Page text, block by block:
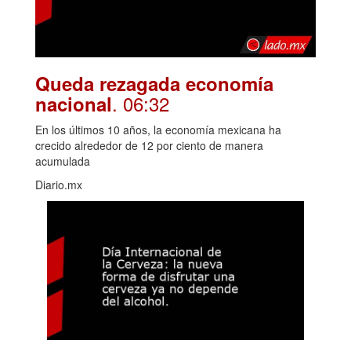
Queda rezagada economía
nacional. 06:32
En los últimos 10 años, la economía mexicana ha
crecido alrededor de 12 por ciento de manera
acumulada
Diario.mx